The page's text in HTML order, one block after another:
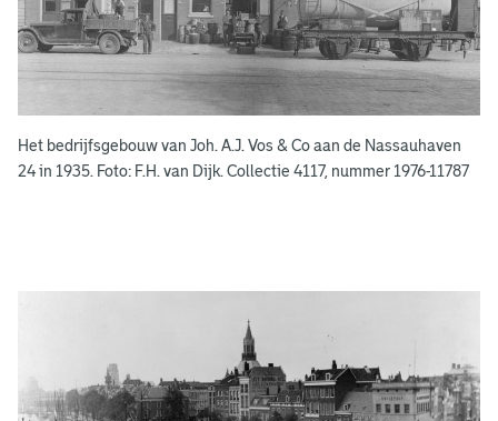
o
e
e
n
Het bedrijfsgebouw van Joh. A.J. Vos & Co aan de Nassauhaven
24 in 1935. Foto: F.H. van Dijk. Collectie 4117, nummer 1976-11787
n